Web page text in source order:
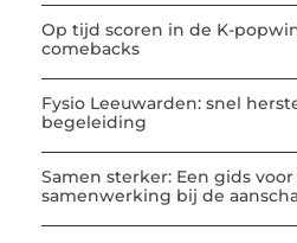
Op tijd scoren in de K-
comebacks
Fysio Leeuwarden: snel
begeleiding
Samen sterker: Een gids voor
samenwerking bij de